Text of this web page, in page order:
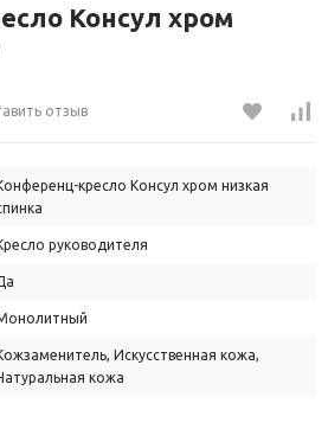
Консул хром
отзыв
кресло Консул хром низкая
руководителя
Искусственная кожа,
кожа